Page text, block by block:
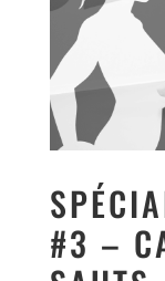
#3 –